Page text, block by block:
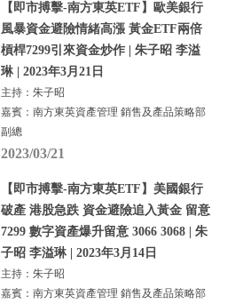
【即市搏擊-南方東英ETF】歐美銀行
風暴資金避險情緒高漲 黃金ETF兩倍
槓桿7299引來資金炒作 | 朱子昭 李溢
琳 | 2023年3月21日
主持：朱子昭
嘉賓：南方東英資產管理 銷售及產品策略部
副總
2023/03/21
【即市搏擊-南方東英ETF】美國銀行
破產 港股急跌 資金避險追入黃金 留意
7299 數字資產爆升留意 3066 3068 | 朱
子昭 李溢琳 | 2023年3月14日
主持：朱子昭
嘉賓：南方東英資產管理 銷售及產品策略部